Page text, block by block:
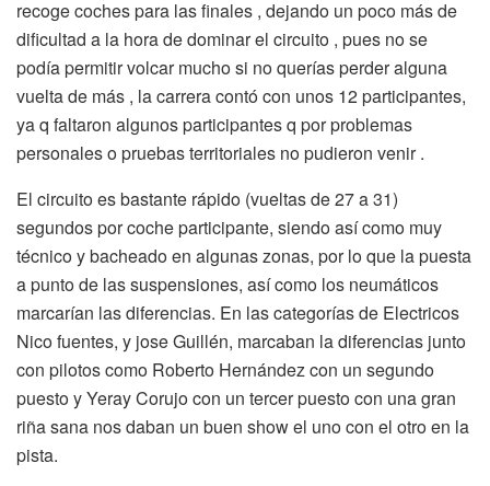
recoge coches para las finales , dejando un poco más de
dificultad a la hora de dominar el circuito , pues no se
podía permitir volcar mucho si no querías perder alguna
vuelta de más , la carrera contó con unos 12 participantes,
ya q faltaron algunos participantes q por problemas
personales o pruebas territoriales no pudieron venir .
El circuito es bastante rápido (vueltas de 27 a 31)
segundos por coche participante, siendo así como muy
técnico y bacheado en algunas zonas, por lo que la puesta
a punto de las suspensiones, así como los neumáticos
marcarían las diferencias. En las categorías de Electricos
Nico fuentes, y jose Guillén, marcaban la diferencias junto
con pilotos como Roberto Hernández con un segundo
puesto y Yeray Corujo con un tercer puesto con una gran
riña sana nos daban un buen show el uno con el otro en la
pista.